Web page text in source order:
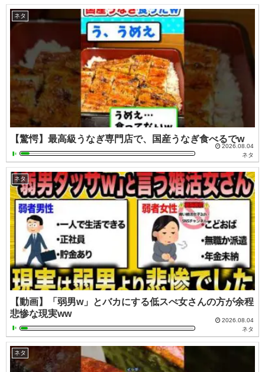
ネタ
【驚愕】最高級うなぎ専門店で、国産うなぎ食べるでw
2026.08.04
ネタ
ネタ
【動画】「弱男w」とバカにする低スぺ女さんの方が余程
悲惨な現実ww
2026.08.04
ネタ
ネタ